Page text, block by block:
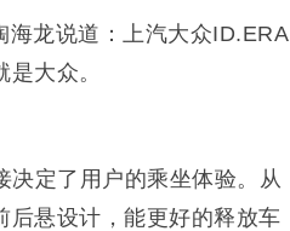
海龙说道：上汽大众ID.ERA
大众。
决定了用户的乘坐体验。从
后悬设计，能更好的释放车